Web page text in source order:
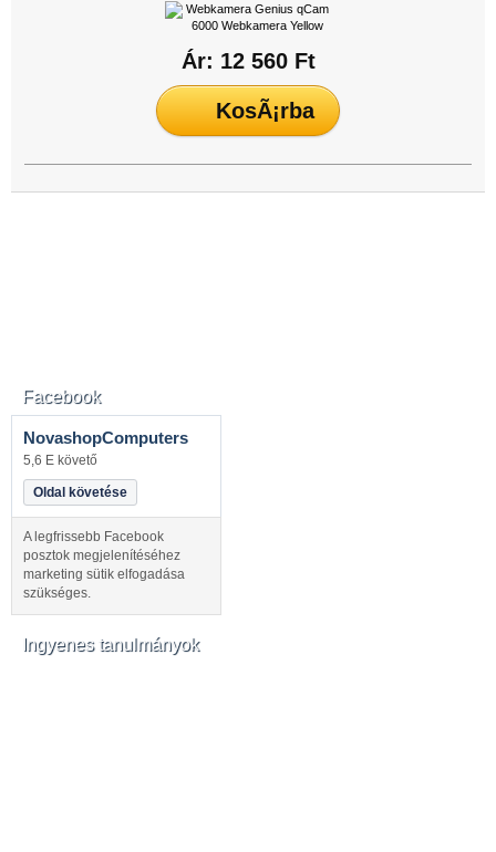
Ár: 12 560 Ft
Facebook
NovashopComputers
5,6 E követő
Oldal követése
A legfrissebb Facebook
posztok megjelenítéséhez
marketing sütik elfogadása
szükséges.
Ingyenes tanulmányok